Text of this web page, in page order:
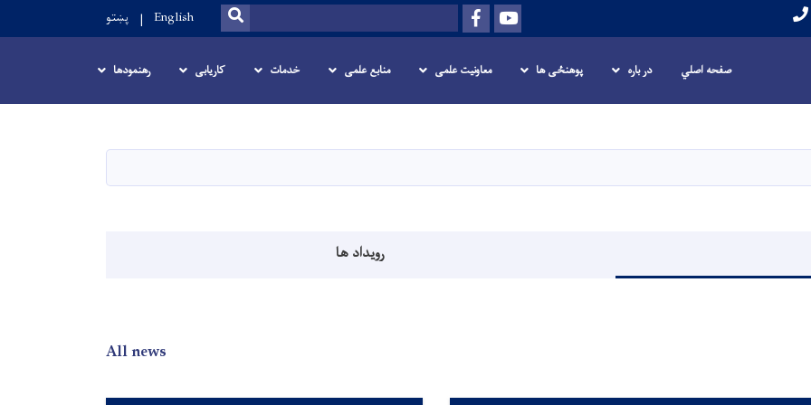
content
Youtube
Facebook
Search
SEARCH
English پښتو
صفحه اصلي در باره پوهنځی ها معاونیت علمی منابع علمی خدمات کاریابی رهنمودها
رویداد ها
All news